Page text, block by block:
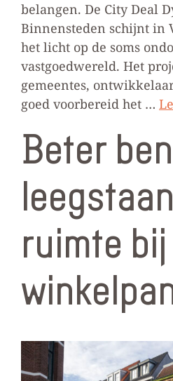
belangen. De City Deal
Binnensteden schijnt in
het licht op de soms
vastgoedwereld. Het
gemeentes,
goed voorbereid het …
Beter
ruimte bij